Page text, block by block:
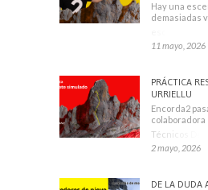
Hay una
demasiadas
11 mayo, 2026
PRÁCTICA
URRIELLU
Encorda2
colaboradora
Técnicos
2 mayo, 2026
DE LA DUDA